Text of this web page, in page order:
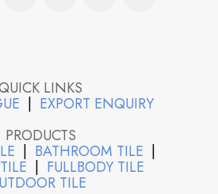
LINKS
| EXPORT ENQUIRY
PRODUCTS
| BATHROOM TILE |
| FULLBODY TILE
TILE